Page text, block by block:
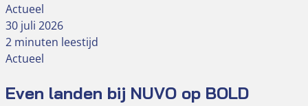
Actueel
30 juli 2026
2 minuten leestijd
Actueel
Even landen bij NUVO op BOLD